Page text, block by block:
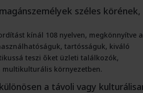
széles körének,
kínál 108 nyelven, megkönnyítve a
tartósságuk, kiváló
teszi őket üzleti találkozók,
környezetben.
a távoli vagy